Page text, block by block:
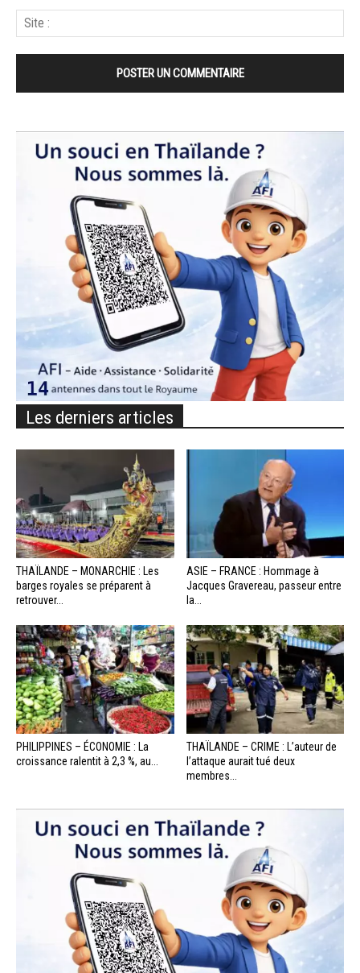
Les derniers articles
THAÏLANDE – MONARCHIE : Les
barges royales se préparent à
retrouver...
ASIE – FRANCE : Hommage à
Jacques Gravereau, passeur entre
la...
PHILIPPINES – ÉCONOMIE : La
croissance ralentit à 2,3 %, au...
THAÏLANDE – CRIME : L’auteur de
l’attaque aurait tué deux
membres...